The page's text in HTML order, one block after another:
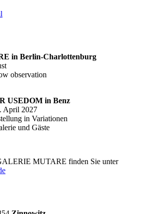
in Berlin-Charlottenburg
observation
USEDOM in Benz
April 2027
in Variationen
und Gäste
MUTARE finden Sie unter